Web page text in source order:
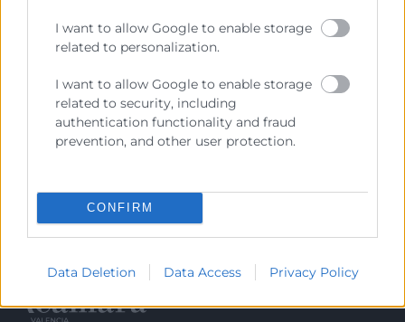
I want to allow Google to enable storage
related to personalization.
I want to allow Google to enable storage
related to security, including
authentication functionality and fraud
prevention, and other user protection.
CONFIRM
Data Deletion Data Access Privacy Policy
He leído y acepto laPolítica de Privacidad